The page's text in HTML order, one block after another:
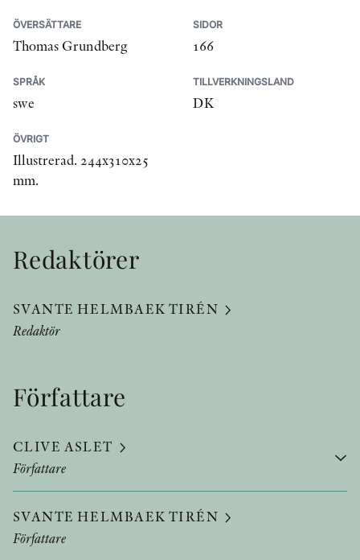
ÖVERSÄTTARE
Thomas Grundberg
SIDOR
166
SPRÅK
swe
TILLVERKNINGSLAND
DK
ÖVRIGT
Illustrerad. 244x310x25
mm.
Redaktörer
SVANTE HELMBAEK TIRÉN
Redaktör
Författare
CLIVE ASLET
Författare
SVANTE HELMBAEK TIRÉN
Författare